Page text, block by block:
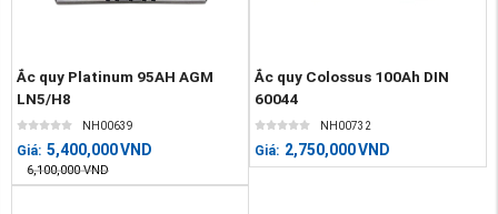
Ắc quy Platinum 95AH AGM
LN5/H8
NH00639
Giá: 5,400,000VND
6,100,000 VND
Ắc quy Colossus 100Ah DIN
60044
NH00732
Giá: 2,750,000VND